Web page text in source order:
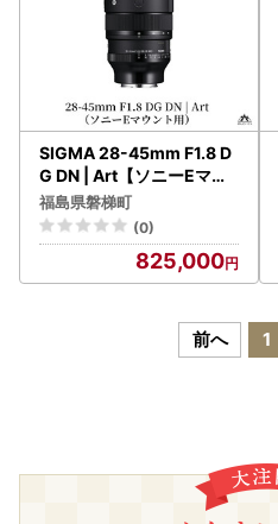
SIGMA 28-45mm F1.8 D
G DN | Art【ソニーEマウ
ント】
福島県磐梯町
(0)
825,000
前へ 1